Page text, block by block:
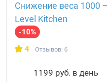
Снижение веса 1000
Level Kitchen
-10%
4 Отзывов: 6
1199 руб. в день